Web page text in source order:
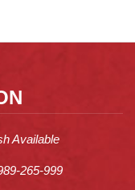
Available
265-999